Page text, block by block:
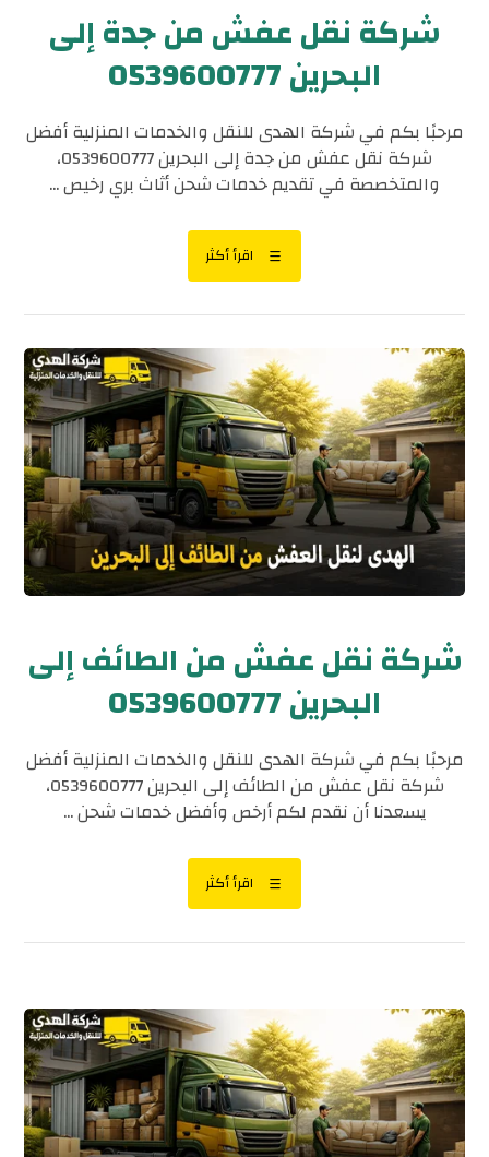
شركة نقل عفش من جدة إلى
البحرين 0539600777
مرحبًا بكم في شركة الهدى للنقل والخدمات المنزلية أفضل
شركة نقل عفش من جدة إلى البحرين 0539600777،
والمتخصصة في تقديم خدمات شحن أثاث بري رخيص ...
اقرأ أكثر
شركة نقل عفش من الطائف إلى
البحرين 0539600777
مرحبًا بكم في شركة الهدى للنقل والخدمات المنزلية أفضل
شركة نقل عفش من الطائف إلى البحرين 0539600777،
يسعدنا أن نقدم لكم أرخص وأفضل خدمات شحن ...
اقرأ أكثر